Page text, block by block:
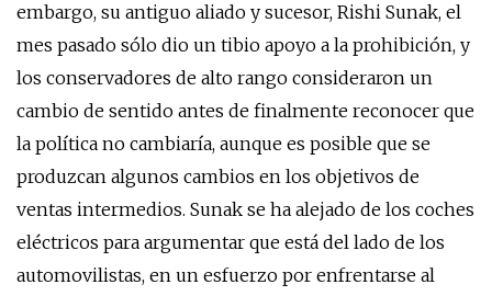
embargo, su antiguo aliado y sucesor, Rishi Sunak, el
mes pasado sólo dio un tibio apoyo a la prohibición, y
los conservadores de alto rango consideraron un
cambio de sentido antes de finalmente reconocer que
la política no cambiaría, aunque es posible que se
produzcan algunos cambios en los objetivos de
ventas intermedios. Sunak se ha alejado de los coches
eléctricos para argumentar que está del lado de los
automovilistas, en un esfuerzo por enfrentarse al